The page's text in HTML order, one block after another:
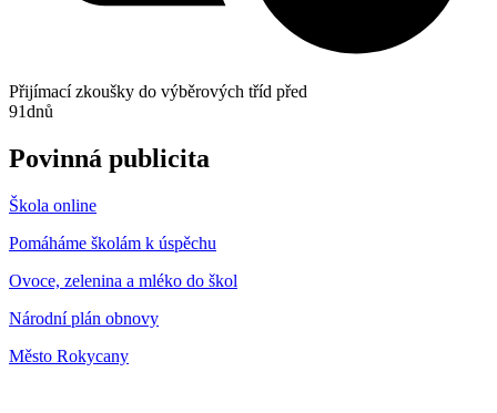
Přijímací zkoušky do výběrových tříd před
91dnů
Povinná publicita
Škola online
Pomáháme školám k úspěchu
Ovoce, zelenina a mléko do škol
Národní plán obnovy
Město Rokycany